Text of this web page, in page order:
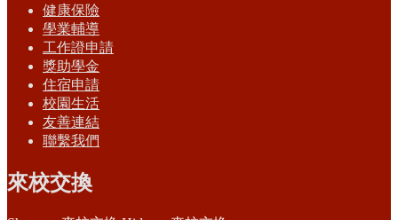
健康保險
學業輔導
工作證申請
獎助學金
住宿申請
校園生活
友善連結
聯繫我們
來校交換